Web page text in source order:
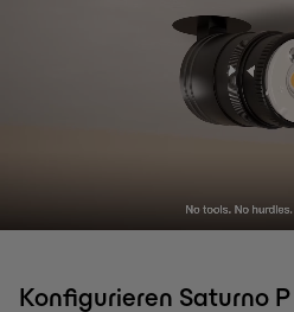
Konfigurieren Saturno